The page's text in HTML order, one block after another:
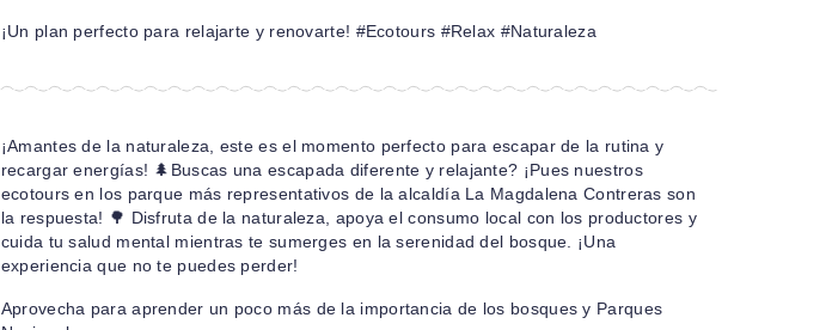
¡Un plan perfecto para relajarte y renovarte! #Ecotours #Relax #Naturaleza
¡Amantes de la naturaleza, este es el momento perfecto para escapar de la rutina y
recargar energías! 🌲Buscas una escapada diferente y relajante? ¡Pues nuestros
ecotours en los parque más representativos de la alcaldía La Magdalena Contreras son
la respuesta! 🌳 Disfruta de la naturaleza, apoya el consumo local con los productores y
cuida tu salud mental mientras te sumerges en la serenidad del bosque. ¡Una
experiencia que no te puedes perder!
Aprovecha para aprender un poco más de la importancia de los bosques y Parques